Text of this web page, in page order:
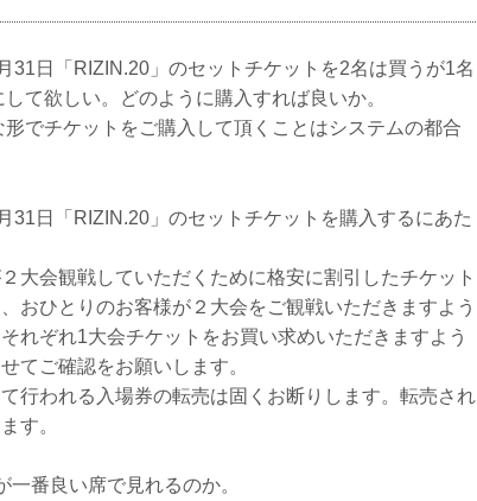
日「RIZIN.20」のセットチケットを2名は買うが1名
て欲しい。どのように購入すれば良いか。
でチケットをご購入して頂くことはシステムの都合
日「RIZIN.20」のセットチケットを購入するにあた
大会観戦していただくために格安に割引したチケット
おひとりのお客様が２大会をご観戦いただきますよう
れぞれ1大会チケットをお買い求めいただきますよう
てご確認をお願いします。
行われる入場券の転売は固くお断りします。転売され
す。
番良い席で見れるのか。